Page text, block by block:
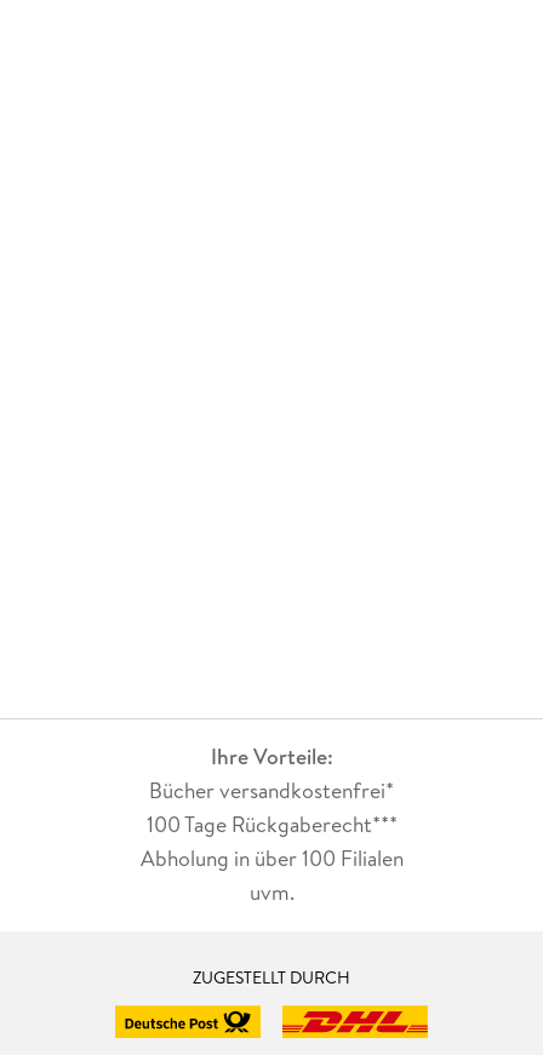
Ihre Vorteile:
Bücher versandkostenfrei*
100 Tage Rückgaberecht***
Abholung in über 100 Filialen
uvm.
ZUGESTELLT DURCH